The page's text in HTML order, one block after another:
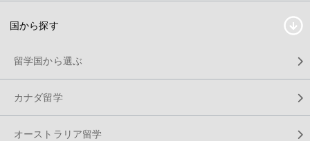
国から探す
留学国から選ぶ
カナダ留学
オーストラリア留学